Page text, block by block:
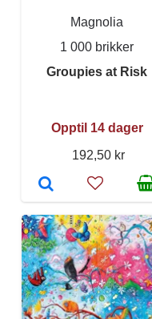
Magnolia
1 000 brikker
Groupies at Risk
Opptil 14 dager
192,50 kr